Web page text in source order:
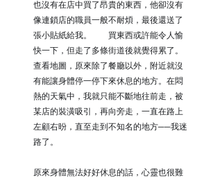
也沒有在店中買了昂貴的東西，他卻沒有
像連鎖店的職員一般不耐煩，最後還送了
張小貼紙給我。⠀ ⠀ 買東西或許能令人愉
快一下，但走了多條街道後就覺得累了。
查看地圖，原來除了餐廳以外，附近就沒
有能讓身體停一停下來休息的地方。在悶
熱的天氣中，我就只能不斷地往前走，被
某店的裝潢吸引，再向旁走，一直在路上
左顧右昐，直至走到不知名的地方──我迷
路了。⠀ ⠀
原來身體無法好好休息的話，心靈也很難